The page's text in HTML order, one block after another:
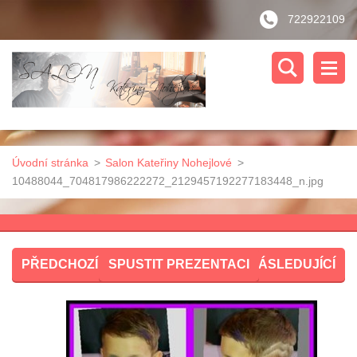
722922109
Úvodní stránka > Salon Kateřiny Nohejlové >
10488044_704817986222272_2129457192277183448_n.jpg
PŘEDCHOZÍ SPUSTIT PREZENTACI NÁSLEDUJÍCÍ